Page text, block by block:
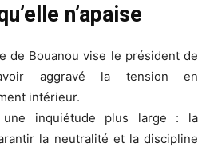
n’apaise
de Bouanou vise le président de
aggravé la tension en
intérieur.
inquiétude plus large : la
la neutralité et la discipline